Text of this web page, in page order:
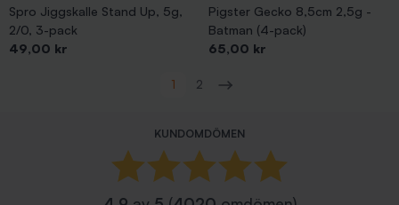
Spro Jiggskalle Stand Up, 5g,
2/0, 3-pack
Pris
49,00 kr
Pigster Gecko 8,5cm 2,5g -
Batman (4-pack)
Pris
65,00 kr
1
2
KUNDOMDÖMEN